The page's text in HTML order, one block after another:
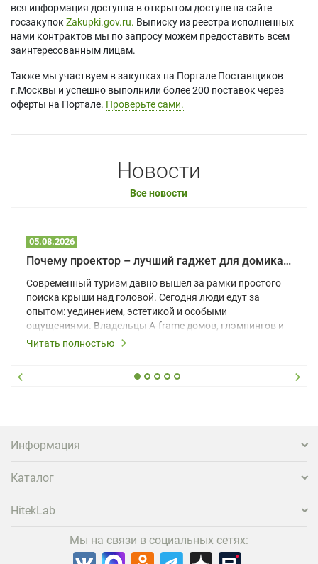
вся информация доступна в открытом доступе на сайте
госзакупок Zakupki.gov.ru. Выписку из реестра исполненных
нами контрактов мы по запросу можем предоставить всем
заинтересованным лицам.
Также мы участвуем в закупках на Портале Поставщиков
г.Москвы и успешно выполнили более 200 поставок через
оферты на Портале. Проверьте сами.
Новости
Все новости
05.08.2026
Почему проектор – лучший гаджет для домика в глэмпинге
Современный туризм давно вышел за рамки простого
поиска крыши над головой. Сегодня люди едут за
опытом: уединением, эстетикой и особыми
ощущениями. Владельцы A-frame домов, глэмпингов и
шале понимают, что конкуренция растет, и
вернуться и поделиться впечатлениями в соцсетях,
проектора.
Читать полностью
Информация
Каталог
HitekLab
Мы на связи в социальных сетях: